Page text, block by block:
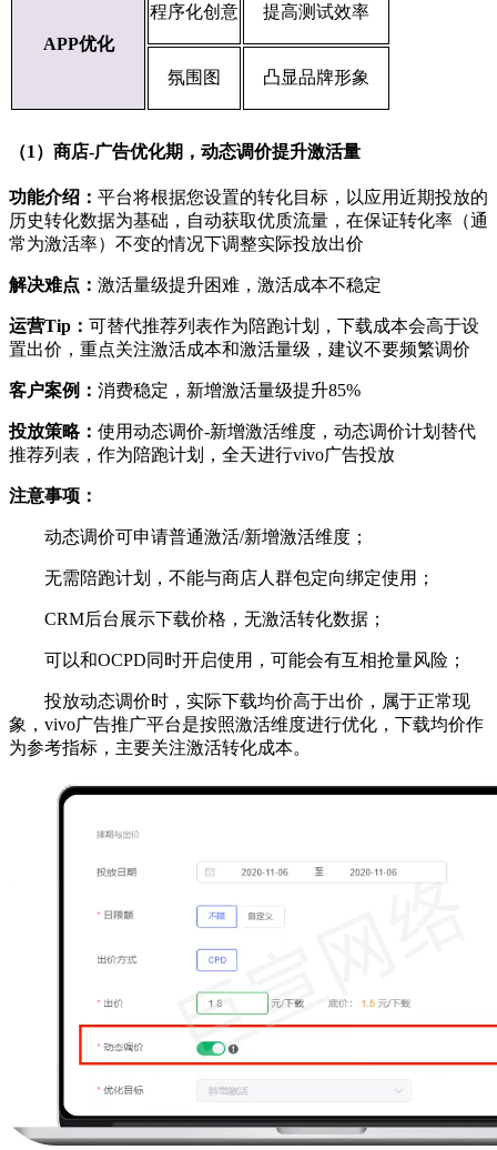
APP优化
程序化创意 提高测试效率
氛围图 凸显品牌形象
（1）商店-广告优化期，动态调价提升激活量
功能介绍： 平台将根据您设置的转化目标，以应用近期投放的
历史转化数据为基础，自动获取优质流量，在保证转化率（通
常为激活率）不变的情况下调整实际投放出价
解决难点： 激活量级提升困难，激活成本不稳定
运营Tip： 可替代推荐列表作为陪跑计划，下载成本会高于设
置出价，重点关注激活成本和激活量级，建议不要频繁调价
客户案例： 消费稳定，新增激活量级提升85%
投放策略： 使用动态调价-新增激活维度，动态调价计划替代
推荐列表，作为陪跑计划，全天进行vivo广告投放
注意事项：
动态调价可申请普通激活/新增激活维度；
无需陪跑计划，不能与商店人群包定向绑定使用；
CRM后台展示下载价格，无激活转化数据；
可以和OCPD同时开启使用，可能会有互相抢量风险；
投放动态调价时，实际下载均价高于出价，属于正常现
象，vivo广告推广平台是按照激活维度进行优化，下载均价作
为参考指标，主要关注激活转化成本。